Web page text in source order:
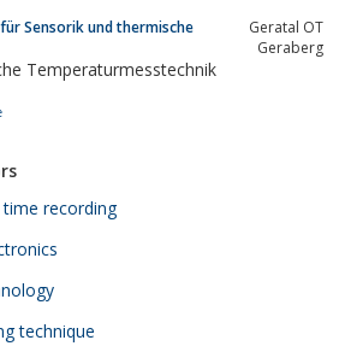
Sensorik und thermische
Geratal OT
Geraberg
Temperaturmesstechnik
recording
technique